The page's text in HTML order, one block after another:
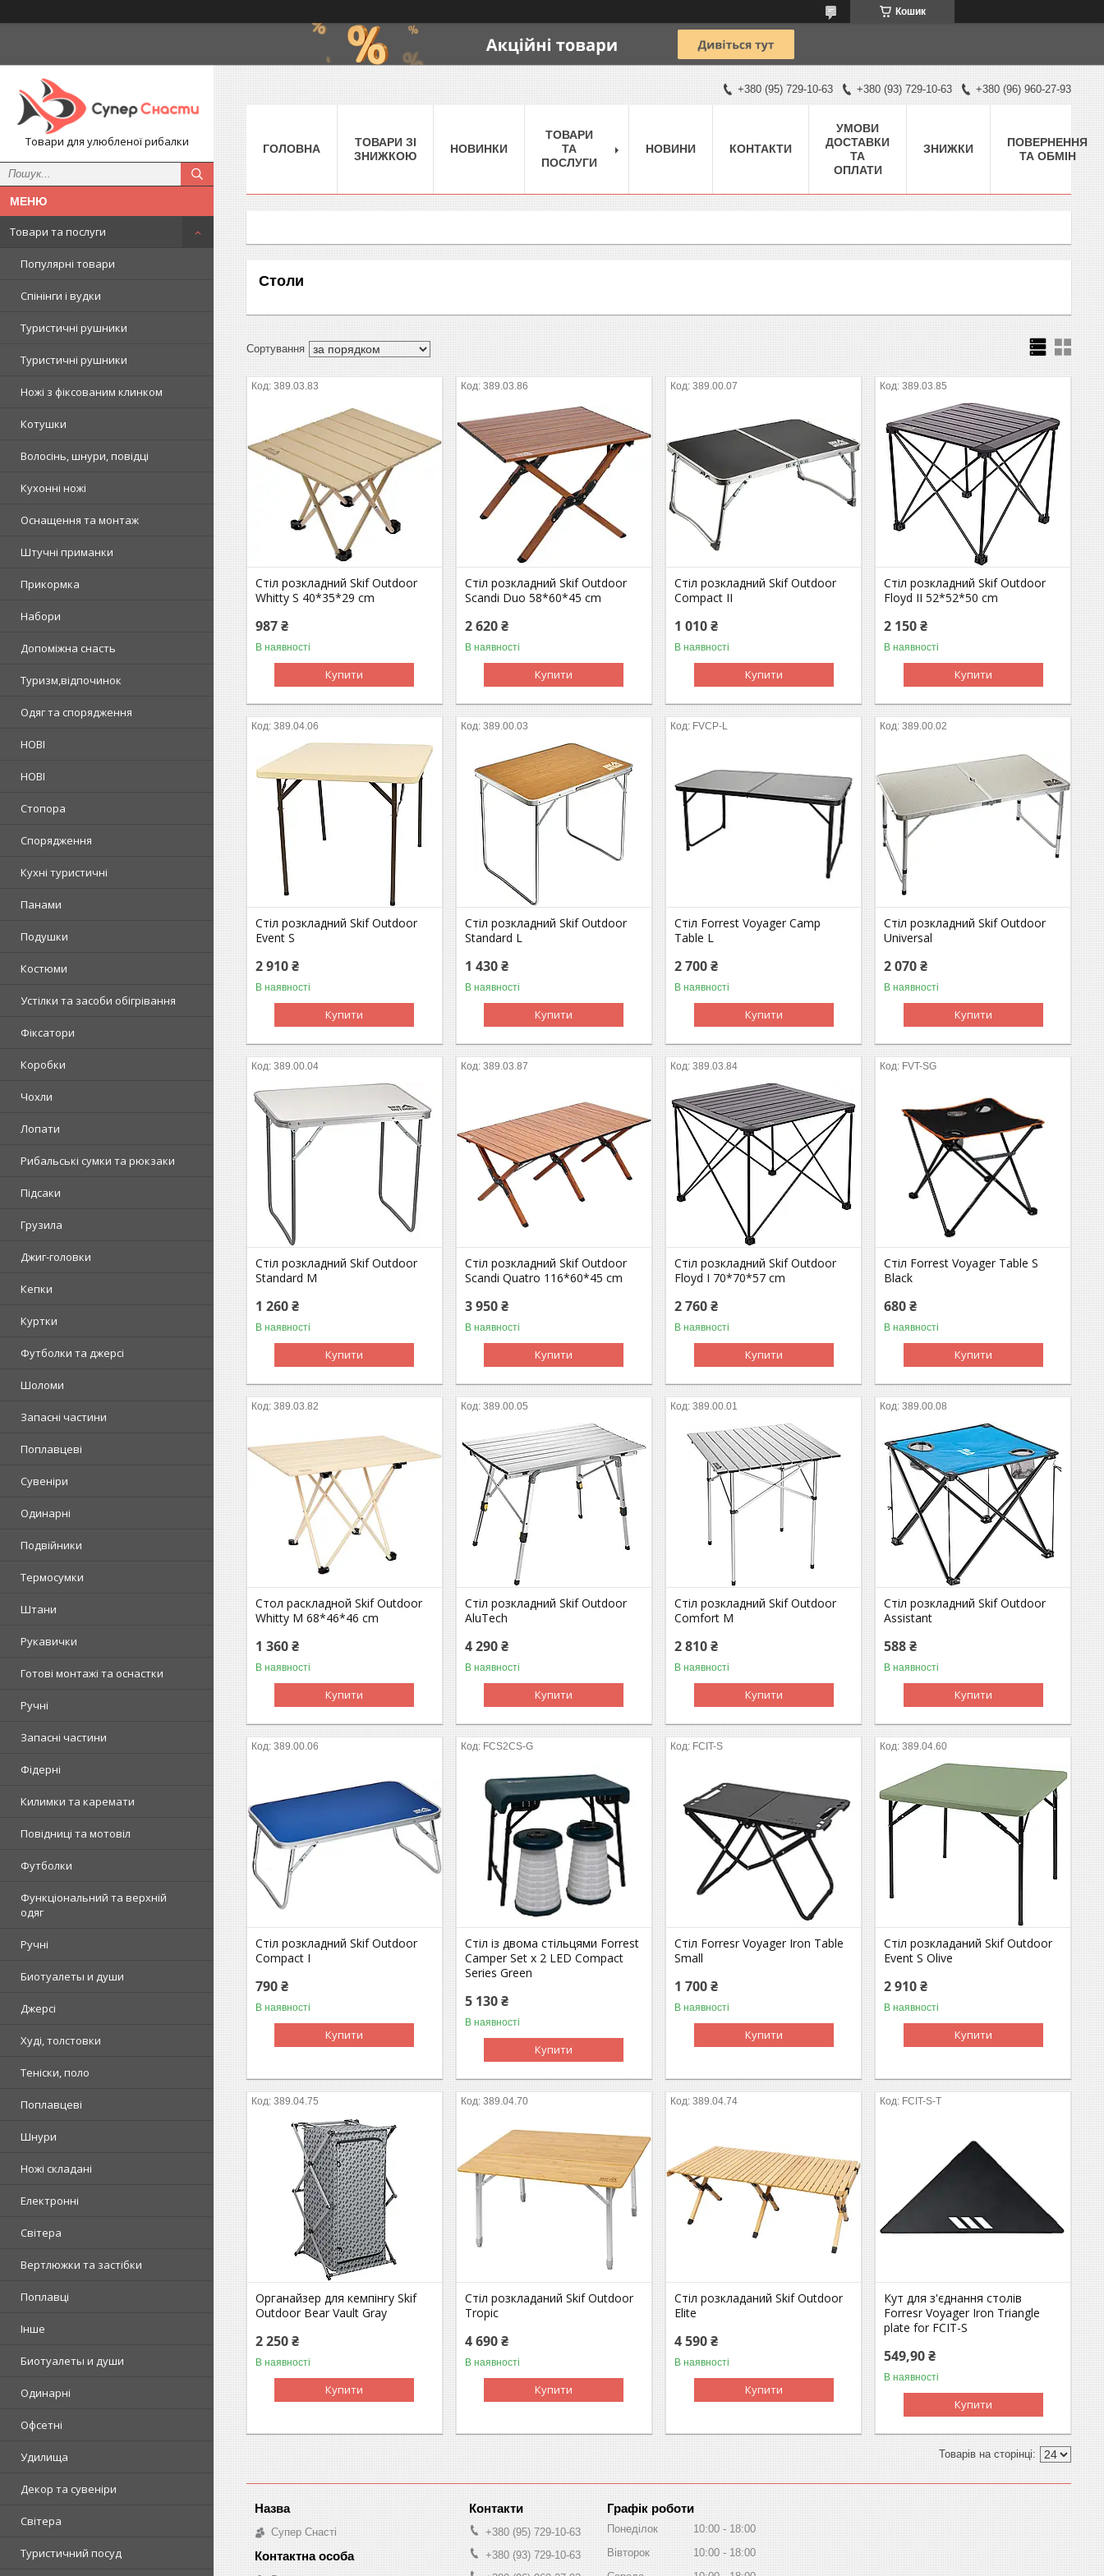
Кошик
Товари для улюбленої рибалки
Товари та послуги
Популярні товари
Спінінги і вудки
Туристичні рушники
Туристичні рушники
Ножі з фіксованим клинком
Котушки
Волосінь, шнури, повідці
Кухонні ножі
Оснащення та монтаж
Штучні приманки
Прикормка
Набори
Допоміжна снасть
Туризм,відпочинок
Одяг та спорядження
НОВІ
НОВІ
Стопора
Спорядження
Кухні туристичні
Панами
Подушки
Костюми
Устілки та засоби обігрівання
Фіксатори
Коробки
Чохли
Лопати
Рибальські сумки та рюкзаки
Підсаки
Грузила
Джиг-головки
Кепки
Куртки
Футболки та джерсі
Шоломи
Запасні частини
Поплавцеві
Сувеніри
Одинарні
Подвійники
Термосумки
Штани
Рукавички
Готові монтажі та оснастки
Ручні
Запасні частини
Фідерні
Килимки та каремати
Повідниці та мотовіл
Футболки
Функціональний та верхній
одяг
Ручні
Биотуалеты и души
Джерсі
Худі, толстовки
Теніски, поло
Поплавцеві
Шнури
Ножі складані
Електронні
Світера
Вертлюжки та застібки
Поплавці
Інше
Биотуалеты и души
Одинарні
Офсетні
Удилища
Декор та сувеніри
Світера
Туристичний посуд
+380 (95) 729-10-63 +380 (93) 729-10-63 +380 (96) 960-27-93
ГОЛОВНА
ТОВАРИ ЗІ
ЗНИЖКОЮ
НОВИНКИ
ТОВАРИ
ТА
ПОСЛУГИ
НОВИНИ КОНТАКТИ
УМОВИ
ДОСТАВКИ
ТА
ОПЛАТИ
ЗНИЖКИ
ПОВЕРНЕННЯ
ТА ОБМІН
Столи
389.03.83
Стіл розкладний Skif Outdoor
Whitty S 40*35*29 cm
987 ₴
В наявності
Купити
389.03.86
Стіл розкладний Skif Outdoor
Scandi Duo 58*60*45 cm
2 620 ₴
В наявності
Купити
389.00.07
Стіл розкладний Skif Outdoor
Compact II
1 010 ₴
В наявності
Купити
389.03.85
Стіл розкладний Skif Outdoor
Floyd II 52*52*50 cm
2 150 ₴
В наявності
Купити
389.04.06
Стіл розкладний Skif Outdoor
Event S
2 910 ₴
В наявності
Купити
389.00.03
Стіл розкладний Skif Outdoor
Standard L
1 430 ₴
В наявності
Купити
FVCP-L
Стіл Forrest Voyager Camp
Table L
2 700 ₴
В наявності
Купити
389.00.02
Стіл розкладний Skif Outdoor
Universal
2 070 ₴
В наявності
Купити
389.00.04
Стіл розкладний Skif Outdoor
Standard M
1 260 ₴
В наявності
Купити
389.03.87
Стіл розкладний Skif Outdoor
Scandi Quatro 116*60*45 cm
3 950 ₴
В наявності
Купити
389.03.84
Стіл розкладний Skif Outdoor
Floyd I 70*70*57 cm
2 760 ₴
В наявності
Купити
FVT-SG
Стіл Forrest Voyager Table S
Black
680 ₴
В наявності
Купити
389.03.82
Стол раскладной Skif Outdoor
Whitty M 68*46*46 cm
1 360 ₴
В наявності
Купити
389.00.05
Стіл розкладний Skif Outdoor
AluTech
4 290 ₴
В наявності
Купити
389.00.01
Стіл розкладний Skif Outdoor
Comfort M
2 810 ₴
В наявності
Купити
389.00.08
Стіл розкладний Skif Outdoor
Assistant
588 ₴
В наявності
Купити
389.00.06
Стіл розкладний Skif Outdoor
Compact I
790 ₴
В наявності
Купити
FCS2CS-G
Стіл із двома стільцями Forrest
Camper Set x 2 LED Compact
Series Green
5 130 ₴
В наявності
Купити
FCIT-S
Стіл Forresr Voyager Iron Table
Small
1 700 ₴
В наявності
Купити
389.04.60
Стіл розкладаний Skif Outdoor
Event S Olive
2 910 ₴
В наявності
Купити
389.04.75
Органайзер для кемпінгу Skif
Outdoor Bear Vault Gray
2 250 ₴
В наявності
Купити
389.04.70
Стіл розкладаний Skif Outdoor
Tropic
4 690 ₴
В наявності
Купити
389.04.74
Стіл розкладаний Skif Outdoor
Elite
4 590 ₴
В наявності
Купити
FCIT-S-T
Кут для з'єднання столів
Forresr Voyager Iron Triangle
plate for FCIT-S
549,90 ₴
В наявності
Купити
Супер Снасті
+380 (95) 729-10-63
+380 (93) 729-10-63
Графік роботи
Понеділок 10:00
18:00
Вівторок
10:00
18:00